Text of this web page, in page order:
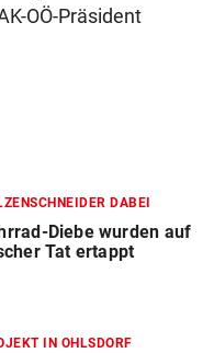
OÖ-Präsident
DABEI
Diebe wurden auf
Tat ertappt
IN OHLSDORF